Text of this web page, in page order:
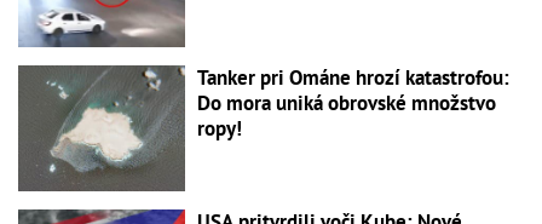
Tanker pri Ománe hrozí katastrofou:
Do mora uniká obrovské množstvo
ropy!